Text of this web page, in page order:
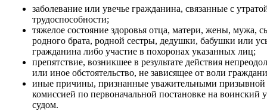
заболевание или увечье гражданина, связанные с
трудоспособности;
тяжелое состояние здоровья отца, матери, жены, мужа,
родного брата, родной сестры, дедушки, бабушки или
гражданина либо участие в похоронах указанных лиц;
препятствие, возникшее в результате действия
или иное обстоятельство, не зависящее от воли
иные причины, признанные уважительными призывной
комиссией по первоначальной постановке на воинский
судом.